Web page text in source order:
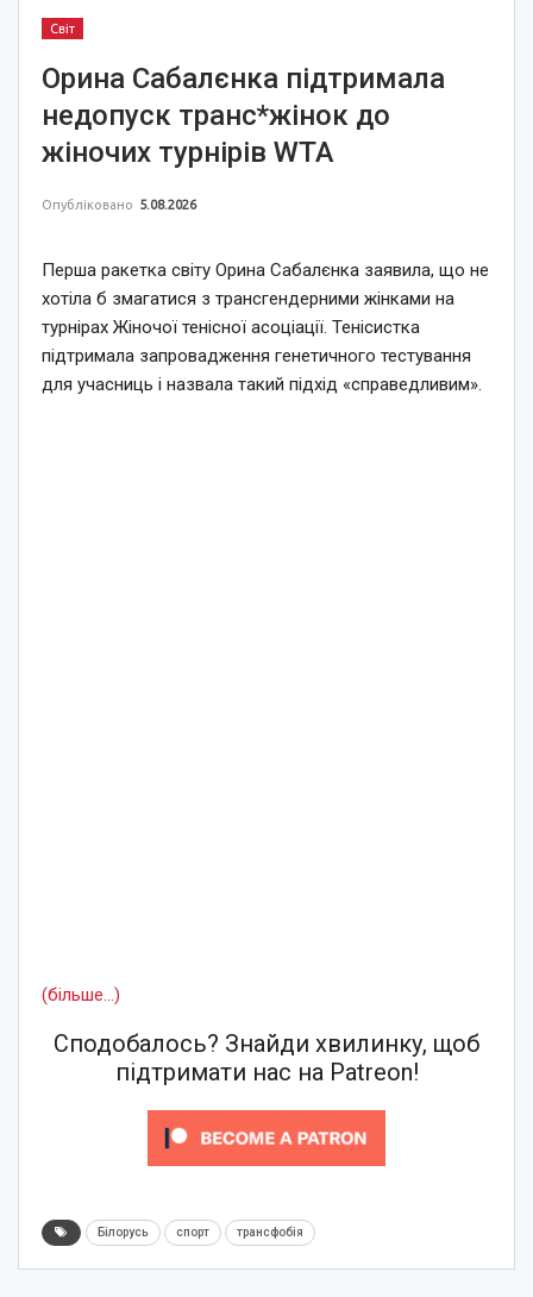
Світ
Орина Сабалєнка підтримала
недопуск транс*жінок до
жіночих турнірів WTA
Опубліковано 5.08.2026
Перша ракетка світу Орина Сабалєнка заявила, що не
хотіла б змагатися з трансгендерними жінками на
турнірах Жіночої тенісної асоціації. Тенісистка
підтримала запровадження генетичного тестування
для учасниць і назвала такий підхід «справедливим».
(більше…)
Сподобалось? Знайди хвилинку, щоб
підтримати нас на Patreon!
Білорусь спорт трансфобія